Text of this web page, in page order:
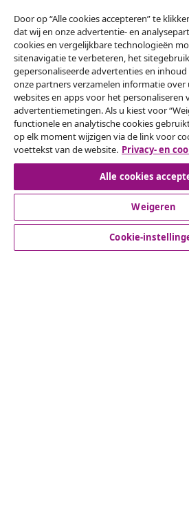
Herroeping van de
Klantenservice
Zakelijk
vidaXL
Door op “Alle cookies accepteren” te
dat wij en onze advertentie- en
cookies en vergelijkbare technologieën
sitenavigatie te verbeteren, het
gepersonaliseerde advertenties en inhoud
onze partners verzamelen informatie
websites en apps voor het personaliseren
advertentiemetingen. Als u kiest voor
functionele en analytische cookies
op elk moment wijzigen via de link voor
voettekst van de website. Privacy- en
Alle cookies
Weigeren
Cookie-